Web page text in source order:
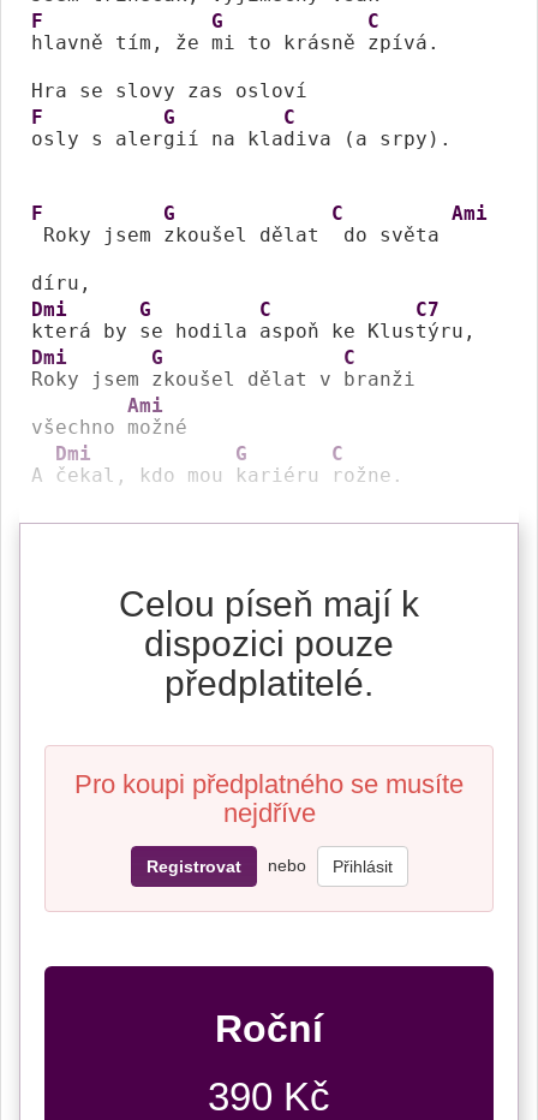
F
hlavně tím, že
G
mi to krásně
C
zpívá.
F
osly s aler
G
gií na kla
C
diva (a srpy).
F
Roky jsem
G
zkoušel dělat
C
do světa
Ami
Dmi
která by
G
se hodila
C
aspoň ke Klus
C7
Dmi
Roky jsem
G
zkoušel dělat v
C
branži
všechno
Ami
možné
A
Dmi
čekal, kdo mou
G
kariéru
C
rožne.
Celou píseň mají k
dispozici pouze
předplatitelé.
Pro koupi předplatného se musíte
nejdříve
Registrovat nebo Přihlásit
Roční
390 Kč